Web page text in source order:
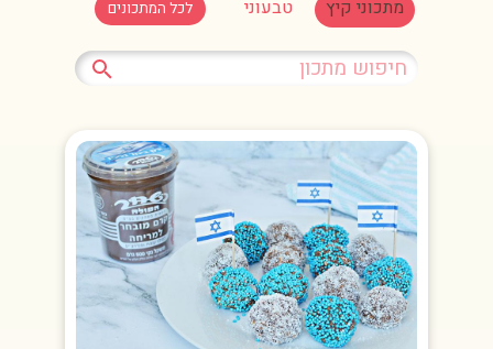
מתכוני קיץ
טבעוני לכל המתכונים